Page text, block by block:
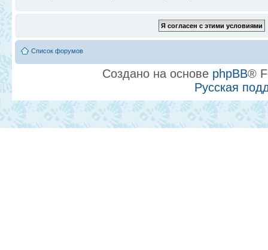
Список форумов
Создано на основе phpBB®
Русская